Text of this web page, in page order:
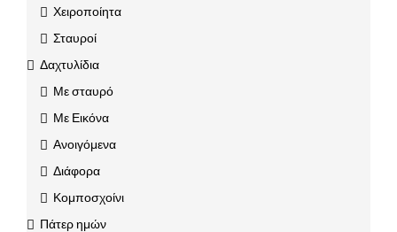
Χειροποίητα
Σταυροί
Δαχτυλίδια
Με σταυρό
Με Εικόνα
Ανοιγόμενα
Διάφορα
Κομποσχοίνι
Πάτερ ημών